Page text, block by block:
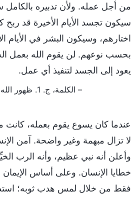
من أجل عمله. ولأن تدبيره بالكامل
سيكون تجسد الأيام الأخيرة قد ربح
اختارهم، وسيكون البشر في الأيام
بحسب نوعهم. لن يقوم الله بعمل
يعود إلى الجسد لتنفيذ أي عمل.
– الكلمة، ج. 1. ظهور الله وعمله. سر التجسُّد (4)
عندما كان يسوع يقوم بعمله، كانت
لا تزال مبهمة وغير واضحة. آمن
وأعلن أنه نبي عظيم، وأنه الرب
خطايا الإنسان. وعلى أساس الإيمان
فقط من خلال لمس هدب ثوبه؛